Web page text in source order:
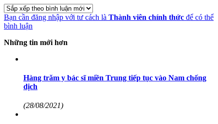
Bạn cần đăng nhập với tư cách là Thành viên chính thức để có thể
bình luận
Những tin mới hơn
Hàng trăm y bác sĩ miền Trung tiếp tục vào Nam chống
dịch
(28/08/2021)